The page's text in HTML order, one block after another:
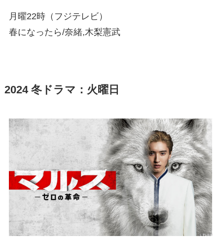
月曜22時（フジテレビ）
春になったら/奈緒,木梨憲武
2024 冬ドラマ：火曜日